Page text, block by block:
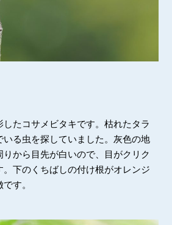
したコサメビタキです。枯れたタラ
いる虫を探していました。灰色の地
から目先が白いので、目がクリク
。下のくちばしの付け根がオレンジ
す。